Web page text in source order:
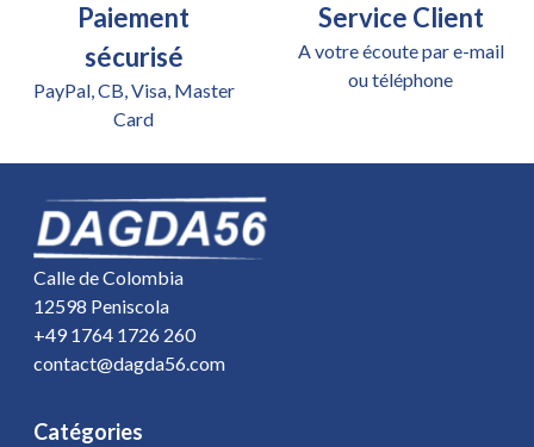
Paiement
sécurisé
PayPal, CB, Visa, Master
Card
Service Client
A votre écoute par e-mail
ou téléphone
Calle de Colombia
12598 Peniscola
+49 1764 1726 260
contact@dagda56.com
Catégories